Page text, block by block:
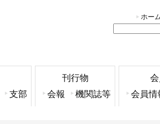
ホー
支部
刊行物
会報
機関誌等
会員情